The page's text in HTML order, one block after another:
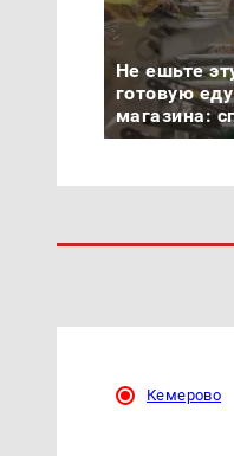
Не ешьте
готовую
магазина:
Кемерово